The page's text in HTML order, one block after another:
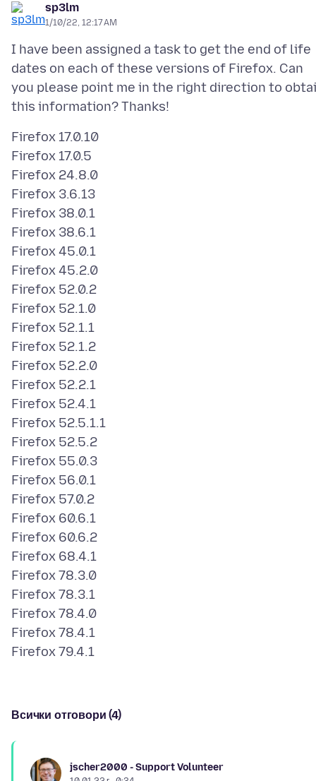
sp3lm
1/10/22, 12:17 AM
I have been assigned a task to get the end of life
dates on each of these versions of Firefox. Can
you please point me in the right direction to
Firefox 17.0.10
Firefox 17.0.5
Firefox 24.8.0
Firefox 3.6.13
Firefox 38.0.1
Firefox 38.6.1
Firefox 45.0.1
Firefox 45.2.0
Firefox 52.0.2
Firefox 52.1.0
Firefox 52.1.1
Firefox 52.1.2
Firefox 52.2.0
Firefox 52.2.1
Firefox 52.4.1
Firefox 52.5.1.1
Firefox 52.5.2
Firefox 55.0.3
Firefox 56.0.1
Firefox 57.0.2
Firefox 60.6.1
Firefox 60.6.2
Firefox 68.4.1
Firefox 78.3.0
Firefox 78.3.1
Firefox 78.4.0
Firefox 78.4.1
Всички отговори (4)
jscher2000 - Support Volunteer